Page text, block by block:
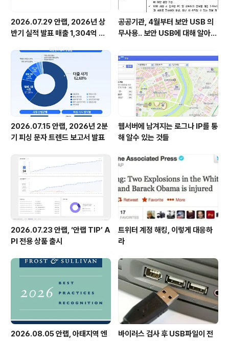
2026.07.29 안랩, 2026년 상
반기 실적 발표 매출 1,304억 원,
공공기관, 4월부터 보안 USB 의
무사용.. 보안 USB에 대해 알아봅
2026.07.15 안랩, 2026년 2분
기 피싱 문자 트렌드 보고서 발표
웹서버에 남겨지는 로그나 IP를 통
해 알수 있는 것들
2026.07.23 안랩, ‘안랩 TIP’ A
PI 전용 상품 출시
트위터 계정 해킹, 이렇게 대응하
라
2026.08.05 안랩, 아태지역 엔
바이러스 검사 후 USB파일이 전